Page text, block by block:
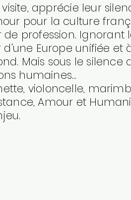
apprécie leur
pour la culture
profession. Ignorant
Europe unifiée et
Mais sous le
humaines...
violoncelle,
Amour et